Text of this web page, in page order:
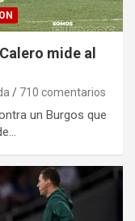
mide al
710 comentarios
un Burgos que